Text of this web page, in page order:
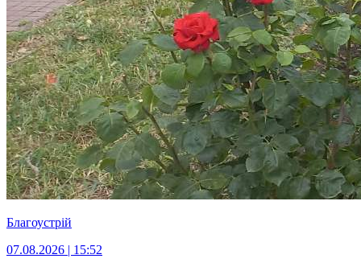
Благоустрій
07.08.2026 | 15:52